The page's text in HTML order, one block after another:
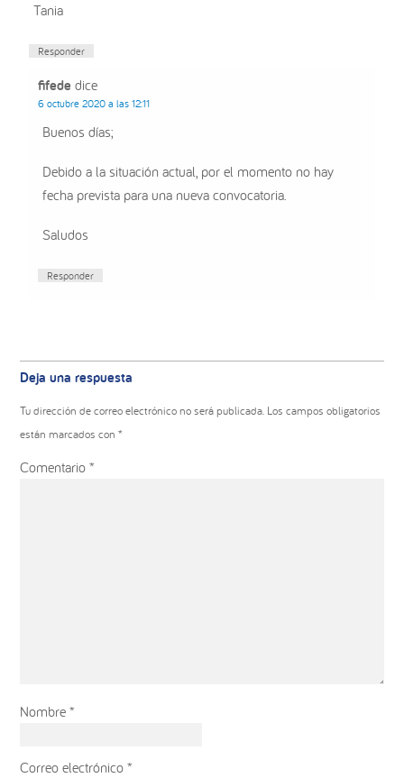
Tania
Responder
fifede dice
6 octubre 2020 a las 12:11
Buenos días;
Debido a la situación actual, por el momento no hay
fecha prevista para una nueva convocatoria.
Saludos
Responder
Deja una respuesta
Tu dirección de correo electrónico no será publicada. Los campos obligatorios
están marcados con*
Comentario*
Nombre*
Correo electrónico*